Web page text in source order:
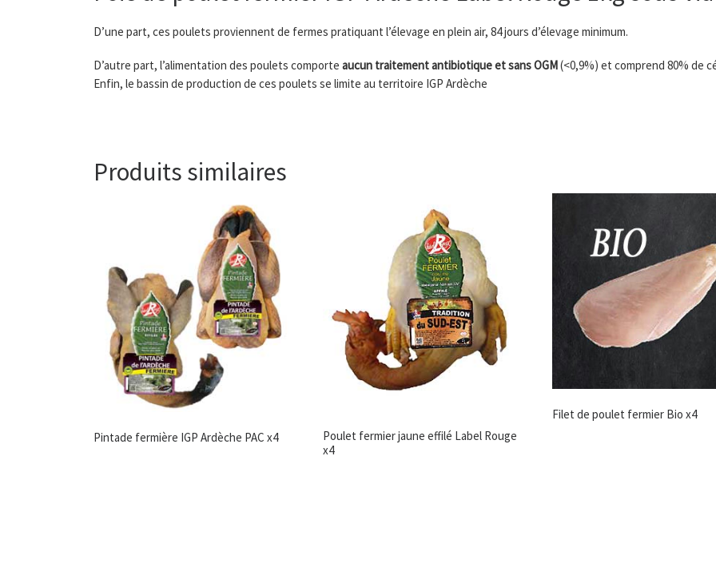
D’une part, ces poulets proviennent de fermes pratiquant l’élevage en plein air, 84 jours d’élevage minimum.
D’autre part, l’alimentation des poulets comporte aucun traitement antibiotique et sans OGM(<0,9%) et comprend 80% de
Enfin, le bassin de production de ces poulets se limite au territoire IGP Ardèche
Produits similaires
Pintade fermière IGP Ardèche PAC x4
Poulet fermier jaune effilé Label Rouge
x4
Filet de poulet fermier Bio x4